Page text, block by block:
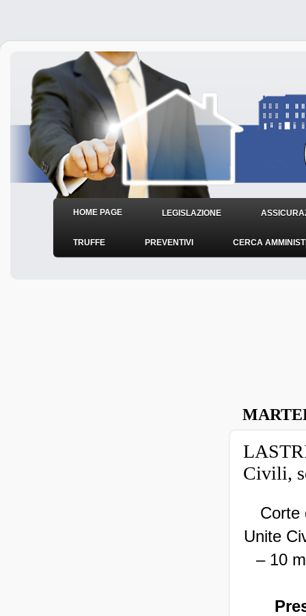
HOME PAGE LEGISLAZIONE
TRUFFE PREVENTIVI CERCA
Civili,
Corte
Unite
– 10